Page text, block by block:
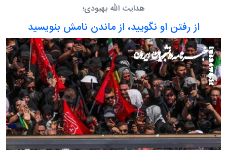
هدایت الله بهبودی؛
از رفتن او نگویید، از ماندن نامش بنویسید